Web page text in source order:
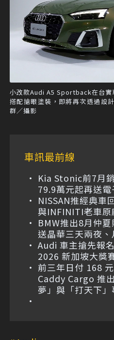
小改款Audi A5 Sportback在台實
搭配搶眼塗裝，即將再次透過設
群／攝影
車訊最前線
Kia Stonic前7月
79.9萬元起再送電
NISSAN推經典
與INFINITI老車
BMW推出8月仲
送晶華三天兩夜
Audi 車主搶先報
2026 新加坡大獎
前三年日付 168
Caddy Cargo 推
夢」與「打天下」